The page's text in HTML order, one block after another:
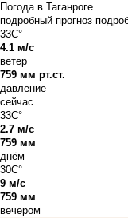
Погода в Таганроге
подробный прогноз
33C°
4.1 м/с
ветер
759 мм рт.ст.
давление
сейчас
33C°
2.7 м/с
759 мм
днём
30C°
9 м/с
759 мм
вечером